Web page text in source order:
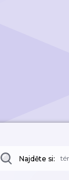
Najděte si: